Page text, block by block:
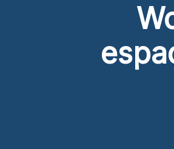
Seg - Sáb 10h às 22h
Dom 11h às 22h